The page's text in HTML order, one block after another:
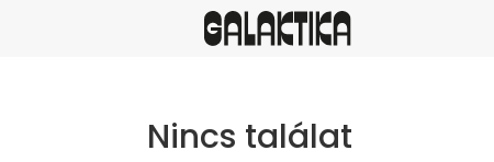
Nincs találat